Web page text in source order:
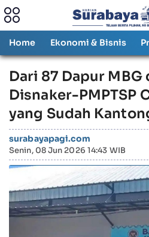
Home Ekonomi & Bisnis
Dari 87 Dapur
Disnaker-PMPTSP
yang Sudah
surabayapagi.com
Senin, 08 Jun 2026 14:43 WIB